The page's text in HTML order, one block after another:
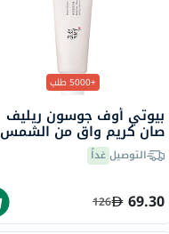
+5000 طلب
بيوتي أوف جوسون ريليف
صان كريم واقٍ من الشمس
عضوي بلأرز والبروبيوتيك
التوصيلغداً
69.30
126